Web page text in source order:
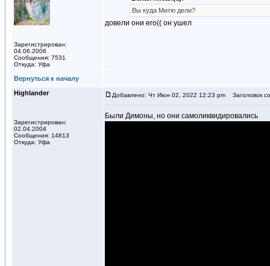
Зарегистрирован:
04.06.2006
Сообщения: 7531
Откуда: Уфа
Вы куда Митю дели?
довели они его(( он ушел
Вернуться к началу
Highlander
Зарегистрирован:
02.04.2004
Сообщения: 14813
Откуда: Уфа
Добавлено: Чт Июн 02, 2022 12:23 pm Заголовок
Были Димоны, но они самоликвидировались